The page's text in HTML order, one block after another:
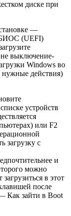
диске при
—
БИОС (UEFI)
не выключение-
Windows во
нужные действия)
устройств
или F2
загрузку с
и
можно
в этот
после
Как зайти в Boot